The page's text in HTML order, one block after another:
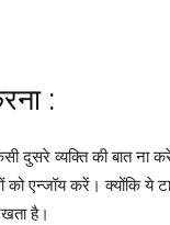
:
दुसरे व्यक्ति की बात
एन्जॉय करें। क्योंकि ये
है।